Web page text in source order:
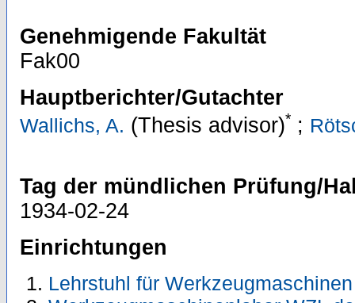
Genehmigende Fakultät
Fak00
Hauptberichter/Gutachter
Wallichs, A. (Thesis advisor)* ;
Tag der mündlichen Prüfung/
1934-02-24
Einrichtungen
Lehrstuhl für